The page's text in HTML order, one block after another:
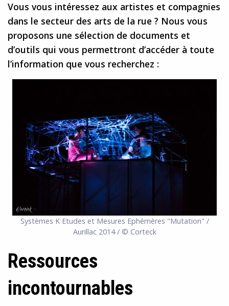
Vous vous intéressez aux artistes et compagnies
dans le secteur des arts de la rue ? Nous vous
proposons une sélection de documents et
d’outils qui vous permettront d’accéder à toute
l’information que vous recherchez :
Systèmes K Etudes et Mesures Ephémères "Mutation" /
Aurillac 2014 / © Corteck
Ressources
incontournables